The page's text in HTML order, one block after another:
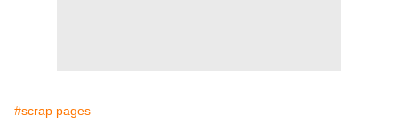
#scrap pages